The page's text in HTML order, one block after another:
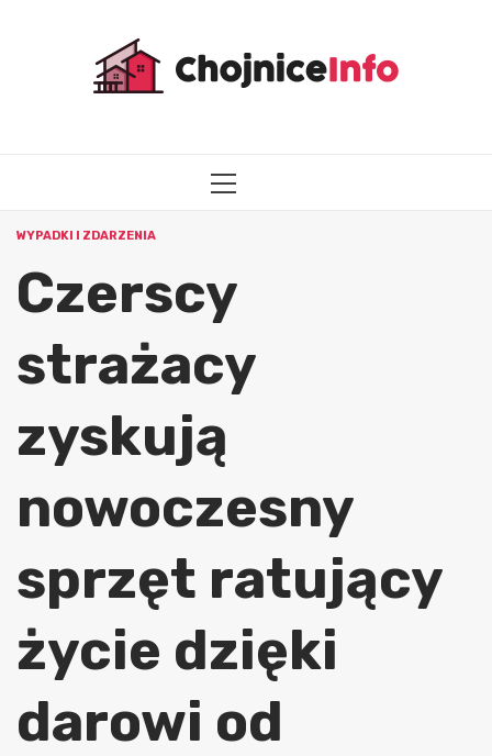
MENU
WYPADKI I ZDARZENIA
Czerscy
strażacy
zyskują
nowoczesny
sprzęt ratujący
życie dzięki
darowi od